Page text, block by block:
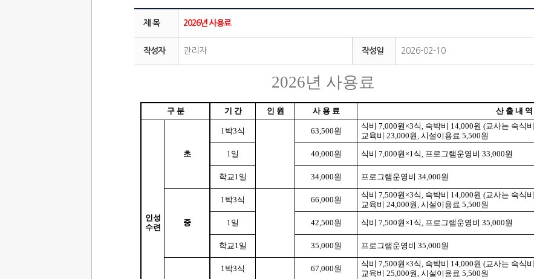
제 목 2026년 사용료
작성자 관리자 작성일 2026-02-10
2026년 사용료
구 분 기 간 인 원 사 용 료 산 출 내 역
인성
수련
초
1박3식 63,500원
식비 7,000원 ×3식, 숙박비 14,000원 (교사는 숙식비
교육비 23,000원, 시설이용료 5,500원
1일 40,000원 식비 7,000원 ×1식, 프로그램운영비 33,000원
학교1일 34,000원 프로그램운영비 34,000원
중
1박3식 66,000원
식비 7,500원 ×3식, 숙박비 14,000원 (교사는 숙식비
교육비 24,000원, 시설이용료 5,500원
1일 42,500원 식비 7,500원 ×1식, 프로그램운영비 35,000원
학교1일 35,000원 프로그램운영비 35,000원
1박3식 67,000원
식비 7,500원 ×3식, 숙박비 14,000원 (교사는 숙식비
교육비 25,000원, 시설이용료 5,500원